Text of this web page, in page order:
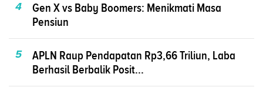
4
Gen X vs Baby Boomers: Menikmati Masa
Pensiun
5
APLN Raup Pendapatan Rp3,66 Triliun, Laba
Berhasil Berbalik Posit...